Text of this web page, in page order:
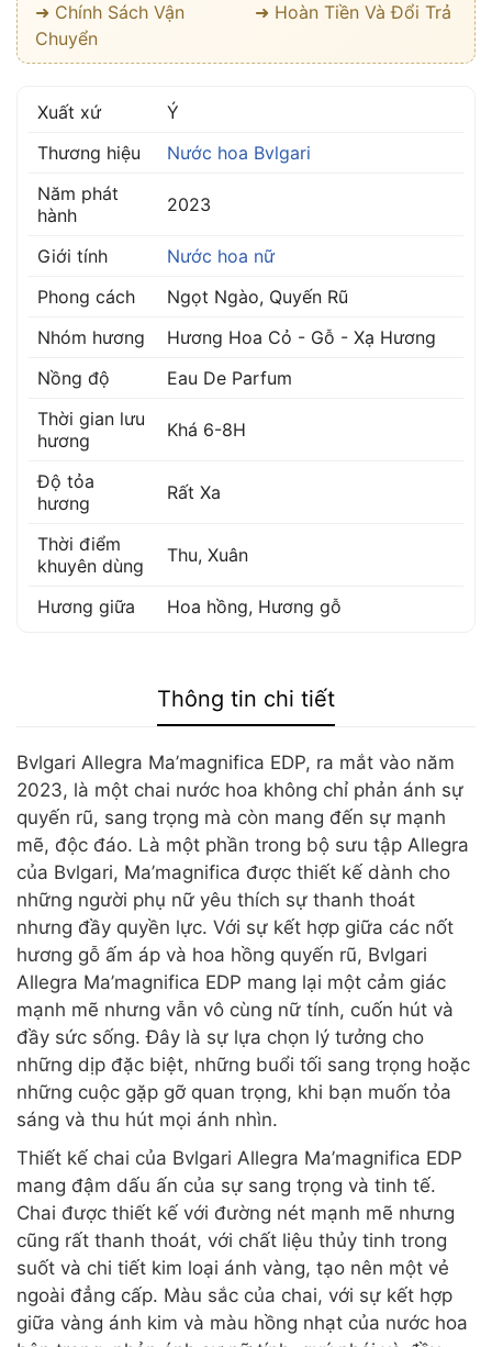
➜ Chính Sách Vận
Chuyển
➜ Hoàn Tiền Và Đổi Trả
Xuất xứ
Ý
Thương hiệu
Nước hoa Bvlgari
Năm phát
hành
2023
Giới tính
Nước hoa nữ
Phong cách
Ngọt Ngào, Quyến Rũ
Nhóm hương
Hương Hoa Cỏ - Gỗ - Xạ Hương
Nồng độ
Eau De Parfum
Thời gian lưu
hương
Khá 6-8H
Độ tỏa
hương
Rất Xa
Thời điểm
khuyên dùng
Thu, Xuân
Hương giữa Hoa hồng, Hương gỗ
Thông tin chi tiết
Bvlgari Allegra Ma’magnifica EDP, ra mắt vào năm
2023, là một chai nước hoa không chỉ phản ánh sự
quyến rũ, sang trọng mà còn mang đến sự mạnh
mẽ, độc đáo. Là một phần trong bộ sưu tập Allegra
của Bvlgari, Ma’magnifica được thiết kế dành cho
những người phụ nữ yêu thích sự thanh thoát
nhưng đầy quyền lực. Với sự kết hợp giữa các nốt
hương gỗ ấm áp và hoa hồng quyến rũ, Bvlgari
Allegra Ma’magnifica EDP mang lại một cảm giác
mạnh mẽ nhưng vẫn vô cùng nữ tính, cuốn hút và
đầy sức sống. Đây là sự lựa chọn lý tưởng cho
những dịp đặc biệt, những buổi tối sang trọng hoặc
những cuộc gặp gỡ quan trọng, khi bạn muốn tỏa
sáng và thu hút mọi ánh nhìn.
Thiết kế chai của Bvlgari Allegra Ma’magnifica EDP
mang đậm dấu ấn của sự sang trọng và tinh tế.
Chai được thiết kế với đường nét mạnh mẽ nhưng
cũng rất thanh thoát, với chất liệu thủy tinh trong
suốt và chi tiết kim loại ánh vàng, tạo nên một vẻ
ngoài đẳng cấp. Màu sắc của chai, với sự kết hợp
giữa vàng ánh kim và màu hồng nhạt của nước hoa